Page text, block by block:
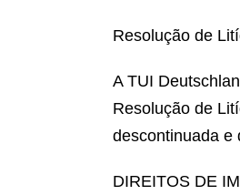
Resolução de
A TUI
Resolução de
descontinuada e
DIREITOS DE